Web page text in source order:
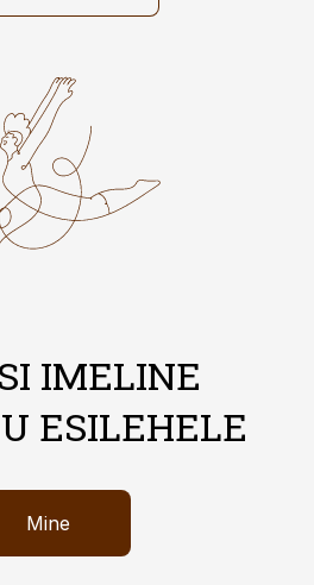
IMELINE
ESILEHELE
Mine